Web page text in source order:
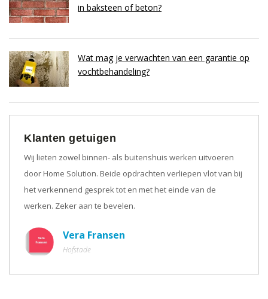
in baksteen of beton?
Wat mag je verwachten van een garantie op
vochtbehandeling?
Klanten getuigen
Wij lieten zowel binnen- als buitenshuis werken uitvoeren
door Home Solution. Beide opdrachten verliepen vlot van bij
het verkennend gesprek tot en met het einde van de
werken. Zeker aan te bevelen.
Vera Fransen
Hofstade